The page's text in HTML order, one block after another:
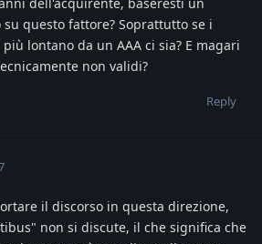
questo fattore? Soprattutto se i
lontano da un AAA ci sia? E magari
non validi?
Reply
il discorso in questa direzione,
non si discute, il che significa che